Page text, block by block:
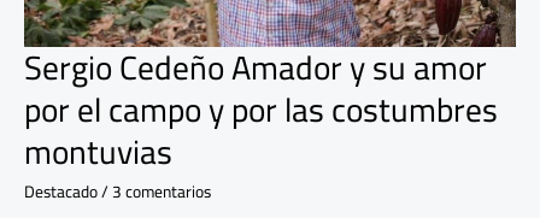
Sergio Cedeño Amador y su amor
por el campo y por las costumbres
montuvias
Destacado/3 comentarios
costumbres
montuvias